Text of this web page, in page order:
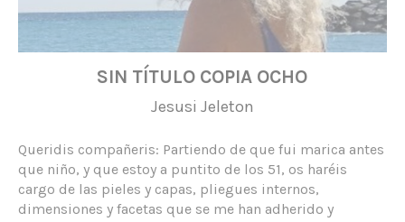
SIN TÍTULO COPIA OCHO
Jesusi Jeleton
Queridis compañeris: Partiendo de que fui marica antes
que niño, y que estoy a puntito de los 51, os haréis
cargo de las pieles y capas, pliegues internos,
dimensiones y facetas que se me han adherido y